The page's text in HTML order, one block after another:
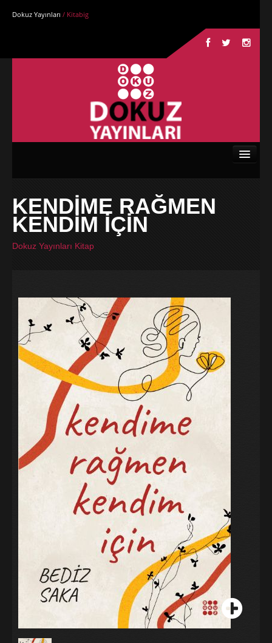
Dokuz Yayınları / Kitabig
Kurumsal
Kitaplar
İletişim
KENDİME RAĞMEN
KENDİM İÇİN
Dokuz Yayınları Kitap